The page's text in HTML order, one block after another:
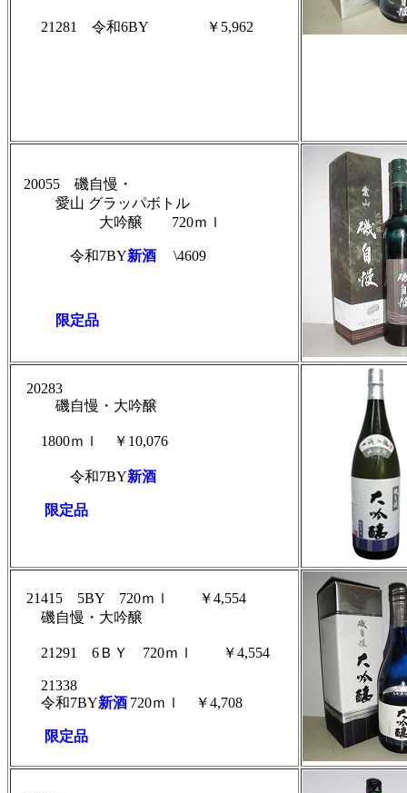
21281 令和6BY ￥ 5,962
20055 磯自慢・
愛山 グラッパボトル
大吟醸
720ｍｌ
令和7BY新酒 \4609
限定品
20283
磯自慢・大吟醸
1800ｍｌ ￥10,076
令和7BY新酒
限定品
21415 5BY 720ｍｌ ￥4,554
磯自慢・大吟醸
21291 6ＢＹ 720ｍｌ ￥4,554
21338
令和7BY新酒 720ｍｌ ￥4,708
限定品